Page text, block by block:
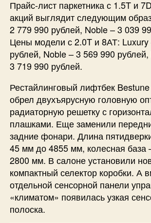
Прайс-лист паркетника с 1.5T и
акций выглядит следующим
2 779 990 рублей, Noble – 3 039
Цены модели с 2.0T и 8АТ: Luxury
рублей, Noble – 3 569 990
3 719 990 рублей.
Рестайлинговый лифтбек
обрел двухъярусную головную
радиаторную решетку с
плашками. Еще заменили
задние фонари. Длина
45 мм до 4855 мм, колесная база
2800 мм. В салоне установили
компактный селектор коробки. А
отдельной сенсорной панели
«климатом» появилась узкая
полоска.